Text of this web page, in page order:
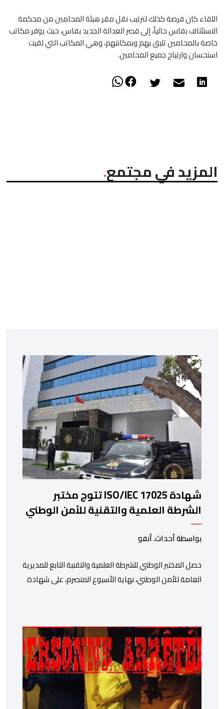
اللقاء كان فرصة كذلك لترتيب نقل مقر هيئة المحامين من محكمة
الاستئناف بفاس حالياً، إلى قصر العدالة الجديد بفاس، حيث يوفر مكاتب
خاصة بالمحامين تليق بهم وبمكانتهم، وهي المكاتب التي لقيت
استحسان وارتياح جميع المحامين.
المزيد في مجتمع
شهادة ISO/IEC 17025 تتوج مختبر
الشرطة العلمية والتقنية للأمن الوطني
في مختلف الخبرات الجنائية
بواسطة أحداث. أنفو
حصل المختبر الوطني للشرطة العلمية والتقنية التابع للمديرية
العامة للأمن الوطني، نهاية الأسبوع المنصرم، على شهادة
فيها فروع البيولوجيا والكيمياء، وتدقيق وفحص الوثائق،
والحرائق والمتفجرات، وكذا الآثار الرقمية والمخدرات والمواد
السمومية.وكانت المنظمة الأمريكية للاعتماد والتقييس
″The ANSI National Accreditation Board″، المختصة […]